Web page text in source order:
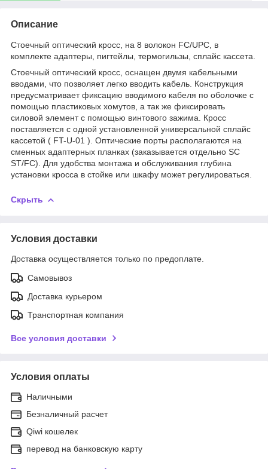
Описание
Стоечный оптический кросс, на 8 волокон FC/UPC, в
комплекте адаптеры, пигтейлы, термогильзы, сплайс кассета.
Стоечный оптический кросс, оснащен двумя кабельными
вводами, что позволяет легко вводить кабель. Конструкция
предусматривает фиксацию вводимого кабеля по оболочке с
помощью пластиковых хомутов, а так же фиксировать
силовой элемент с помощью винтового зажима. Кросс
поставляется с одной установленной универсальной сплайс
кассетой ( FT-U-01 ). Оптические порты располагаются на
сменных адаптерных планках (заказывается отдельно SC
ST/FC). Для удобства монтажа и обслуживания глубина
установки кросса в стойке или шкафу может регулироваться.
Скрыть
Условия доставки
Доставка осуществляется только по предоплате.
Самовывоз
Доставка курьером
Транспортная компания
Все условия доставки
Условия оплаты
Наличными
Безналичный расчет
Qiwi кошелек
перевод на банковскую карту